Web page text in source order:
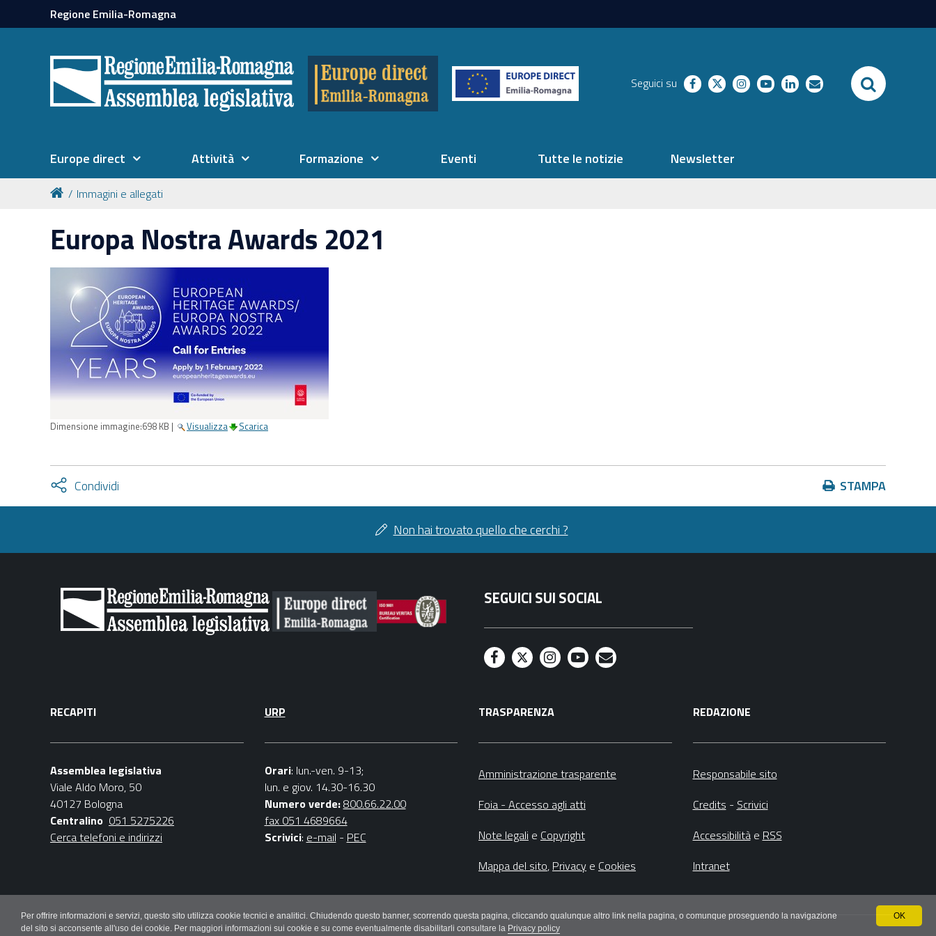
Per offrire informazioni e servizi, questo sito utilizza cookie tecnici e analitici. Chiudendo questo banner, scorrendo questa pagina, cliccando qualunque altro link nella pagina, o comunque proseguendo la navigazione
del sito si acconsente all'uso dei cookie. Per maggiori informazioni sui cookie e su come eventualmente disabilitarli consultare la Privacy policy
OK
Regione Emilia-Romagna
Seguici su facebooktwitterinstagram
youtubelinkedinrichieste SEARCH
Europe direct Attività Formazione Eventi Tutte le notizie Newsletter
Immagini e allegati
Europa Nostra Awards 2021
Dimensione immagine:698 KB | Visualizza Scarica
Azioni
sul
STAMPA
Condividi
facebook
twitter
Attiva
condividi
Non hai trovato quello che cerchi ?
SEGUICI SUI SOCIAL
F
c
e
o
k
T
i
t
r
I
s
t
r
a
m
Y
t
e
M
l
RECAPITI
Assemblea legislativa
Viale Aldo Moro, 50
40127 Bologna
Centralino 051 5275226
Cerca telefoni e indirizzi
URP
Orari: lun.-ven. 9-13;
lun. e giov. 14.30-16.30
Numero verde:800.66.22.00
fax 051 4689664
Scrivici: e-mail - PEC
TRASPARENZA
Amministrazione trasparente
Foia - Accesso agli atti
Note legali e Copyright
Mappa del sito, Privacy e Cookies
REDAZIONE
Responsabile sito
Credits - Scrivici
Accessibilitàe RSS
Intranet